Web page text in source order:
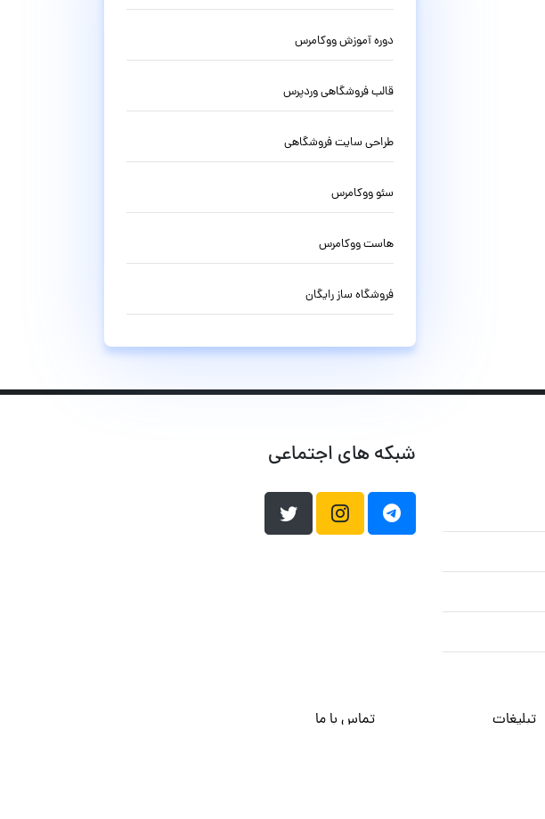
دوره آموزش ووکامرس
قالب فروشگاهی وردپرس
طراحی سایت فروشگاهی
سئو ووکامرس
هاست ووکامرس
فروشگاه ساز رایگان
شبکه های اجتماعی
تبلیغات تماس با ما